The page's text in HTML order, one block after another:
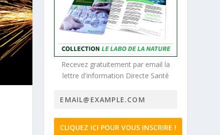
Recevez gratuitement par email la
lettre d'information Directe Santé